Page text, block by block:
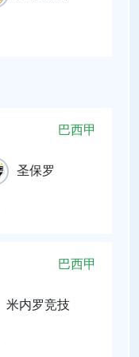
巴西甲
圣保罗
巴西甲
米内罗竞技